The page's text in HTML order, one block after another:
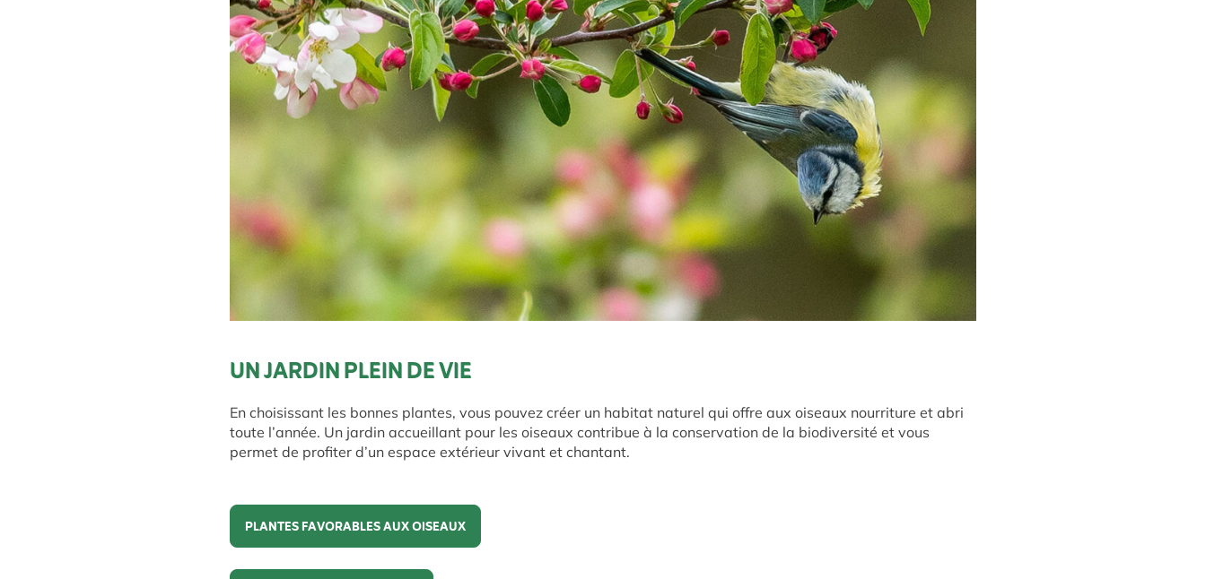
UN JARDIN PLEIN DE VIE
En choisissant les bonnes plantes, vous pouvez créer un habitat naturel qui offre aux oiseaux nourriture et abri
toute l’année. Un jardin accueillant pour les oiseaux contribue à la conservation de la biodiversité et vous
permet de profiter d’un espace extérieur vivant et chantant.
PLANTES FAVORABLES AUX OISEAUX